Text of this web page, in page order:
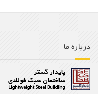
درباره ما